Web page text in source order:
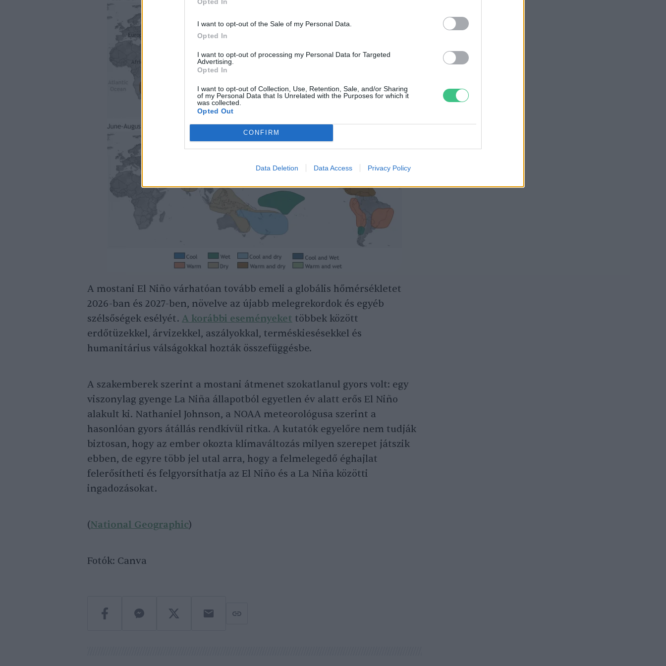
I want to opt-out of the Sale of my Personal Data.
Opted In
I want to opt-out of processing my Personal Data for Targeted
Advertising.
Opted In
I want to opt-out of Collection, Use, Retention, Sale, and/or Sharing
of my Personal Data that Is Unrelated with the Purposes for which it
was collected.
Opted Out
CONFIRM
Data Deletion Data Access Privacy Policy
A mostani El Niño várhatóan tovább emeli a globális hőmérsékletet
2026-ban és 2027-ben, növelve az újabb melegrekordok és egyéb
szélsőségek esélyét. A korábbi eseményeket többek között
erdőtüzekkel, árvizekkel, aszályokkal, terméskiesésekkel és
humanitárius válságokkal hozták összefüggésbe.
A szakemberek szerint a mostani átmenet szokatlanul gyors volt: egy
viszonylag gyenge La Niña állapotból egyetlen év alatt erős El Niño
alakult ki. Nathaniel Johnson, a NOAA meteorológusa szerint a
hasonlóan gyors átállás rendkívül ritka. A kutatók egyelőre nem tudják
biztosan, hogy az ember okozta klímaváltozás milyen szerepet játszik
ebben, de egyre több jel utal arra, hogy a felmelegedő éghajlat
felerősítheti és felgyorsíthatja az El Niño és a La Niña közötti
ingadozásokat.
(National Geographic)
Fotók: Canva